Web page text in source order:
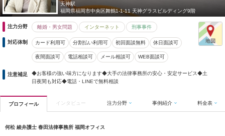
天神駅
福岡県福岡市中央区舞鶴1-1-11 天神グラスビルディング9階
注力分野 離婚・男女問題 インターネット 刑事事件
対応体制 カード利用可 分割払い利用可 初回面談無料 休日面談可
夜間面談可 電話相談可 メール相談可 WEB面談可
注意補足
◆お客様の強い味方になります◆大手の法律事務所の安心・安定サービス◆土
日夜間も対応◆電話・LINEで無料相談
プロフィール インタビュー 注力分野 事例紹介 料金表
何松 綾弁護士 春田法律事務所 福岡オフィス